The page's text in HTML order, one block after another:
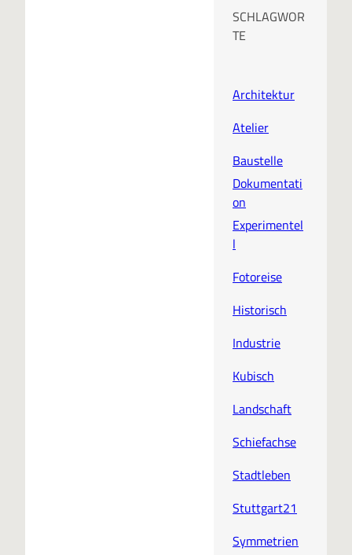
SCHLAGWOR
TE
Architektur
Atelier
Baustelle
Dokumentati
on
Experimentel
l
Fotoreise
Historisch
Industrie
Kubisch
Landschaft
Schiefachse
Stadtleben
Stuttgart21
Symmetrien